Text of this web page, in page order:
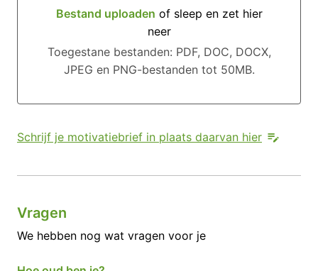
Bestand uploaden of sleep en zet hier
neer
Bestand uploaden of sleep en zet hier neer
Toegestane bestanden: PDF, DOC, DOCX,
JPEG en PNG-bestanden tot 50MB.
Schrijf je motivatiebrief in plaats daarvan hier
Vragen
We hebben nog wat vragen voor je